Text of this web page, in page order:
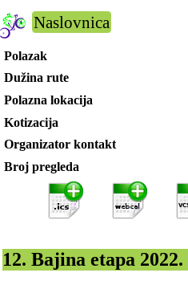
Naslovnica
Polazak
Dužina rute
Polazna lokacija
Kotizacija
Organizator kontakt
Broj pregleda
12. Bajina etapa 2022.